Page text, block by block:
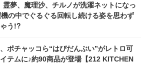
霊夢、魔理沙、チルノが洗濯ネットになっ
の中でぐるぐる回転し続ける姿を思わず
う!?
ポチャッコら“はぴだんぶい”がレトロ可
テムに♪約90商品が登場【212 KITCHEN